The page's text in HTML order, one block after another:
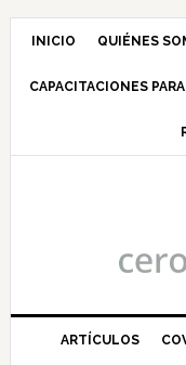
Saltar
navegación
Saltar
principal
Saltar
barra
principal
Saltar
INICIO QUIÉNES
CAPACITACIONES
ARTÍCULOS